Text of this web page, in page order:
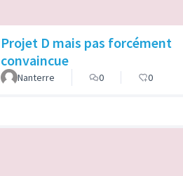
Projet D mais pas forcément
convaincue
Nanterre 0 0